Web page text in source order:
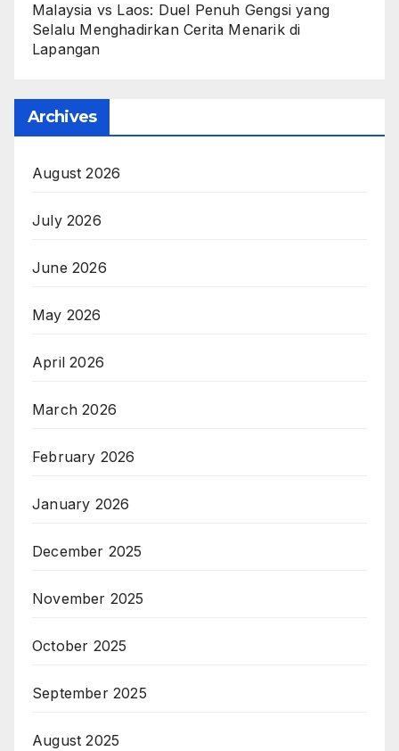
Malaysia vs Laos: Duel Penuh Gengsi yang
Selalu Menghadirkan Cerita Menarik di
Lapangan
Archives
August 2026
July 2026
June 2026
May 2026
April 2026
March 2026
February 2026
January 2026
December 2025
November 2025
October 2025
September 2025
August 2025